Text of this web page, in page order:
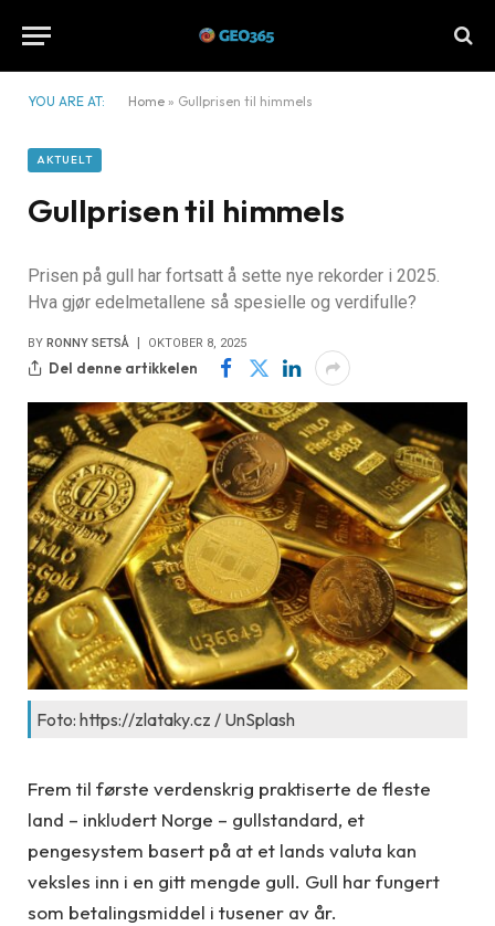
YOU ARE AT: Home » Gullprisen til himmels
AKTUELT
Gullprisen til himmels
Prisen på gull har fortsatt å sette nye rekorder i 2025.
Hva gjør edelmetallene så spesielle og verdifulle?
BY RONNY SETSÅ OKTOBER 8, 2025
Del denne artikkelen
Foto: https://zlataky.cz / UnSplash
Frem til første verdenskrig praktiserte de fleste
land – inkludert Norge – gullstandard, et
pengesystem basert på at et lands valuta kan
veksles inn i en gitt mengde gull. Gull har fungert
som betalingsmiddel i tusener av år.